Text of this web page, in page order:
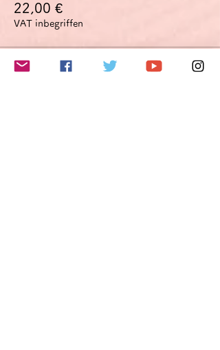
22,00 €
VAT inbegriffen